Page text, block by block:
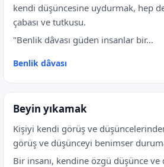
kendi düşüncesine uydurmak, hep
çabası ve tutkusu.
"Benlik dâvası güden insanlar bir...
Benlik dâvası
Beyin yıkamak
Kişiyi kendi görüş ve
görüş ve düşünceyi benimser
Bir insanı, kendine özgü düşünce